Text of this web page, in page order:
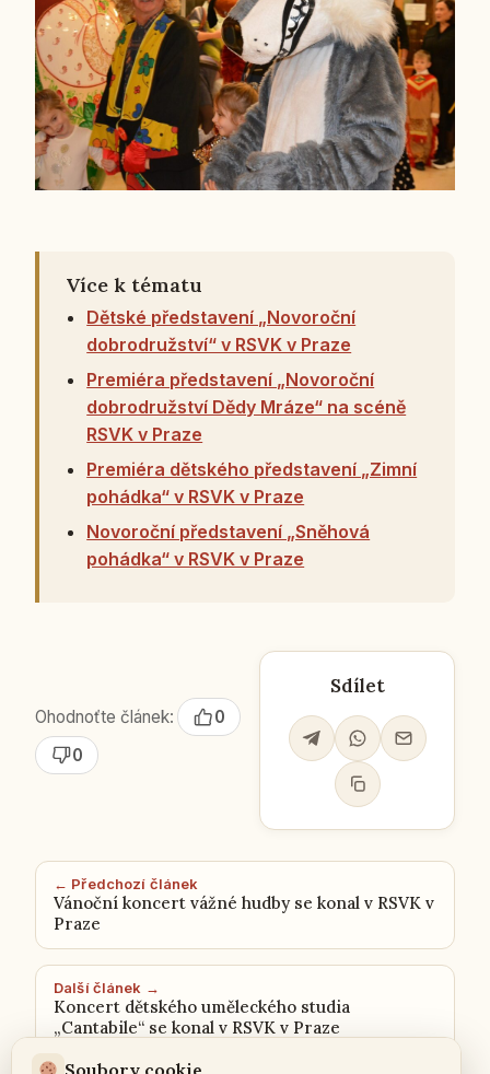
Více k tématu
Dětské představení „Novoroční
dobrodružství“ v RSVK v Praze
Premiéra představení „Novoroční
dobrodružství Dědy Mráze“ na scéně
RSVK v Praze
Premiéra dětského představení „Zimní
pohádka“ v RSVK v Praze
Novoroční představení „Sněhová
pohádka“ v RSVK v Praze
Ohodnoťte článek:
0
0
Sdílet
← Předchozí článek
Vánoční koncert vážné hudby se konal v RSVK v
Praze
Další článek →
Koncert dětského uměleckého studia
„Cantabile“ se konal v RSVK v Praze
Soubory cookie